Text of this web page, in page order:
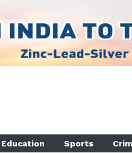
Education Sports